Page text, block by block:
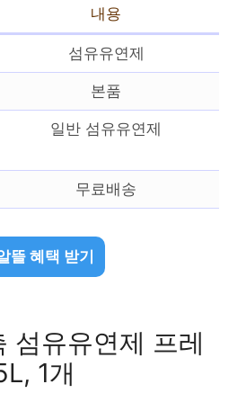
내용
섬유유연제
본품
일반 섬유유연제
무료배송
뜰 혜택 받기
섬유유연제 프레
1개